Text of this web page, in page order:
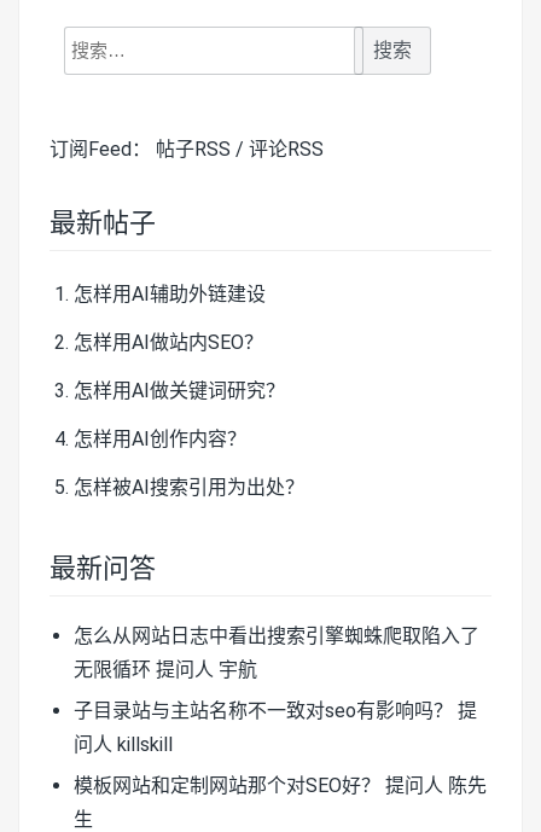
搜
索：
订阅Feed： 帖子RSS / 评论RSS
最新帖子
怎样用AI辅助外链建设
怎样用AI做站内SEO？
怎样用AI做关键词研究？
怎样用AI创作内容？
怎样被AI搜索引用为出处？
最新问答
怎么从网站日志中看出搜索引擎蜘蛛爬取陷入了
无限循环 提问人 宇航
子目录站与主站名称不一致对seo有影响吗？
提
问人 killskill
模板网站和定制网站那个对SEO好？
提问人 陈先
生